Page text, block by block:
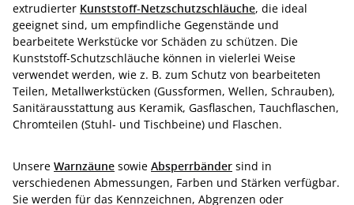
extrudierter Kunststoff-Netzschutzschläuche, die ideal
geeignet sind, um empfindliche Gegenstände und
bearbeitete Werkstücke vor Schäden zu schützen. Die
Kunststoff-Schutzschläuche können in vielerlei Weise
verwendet werden, wie z. B. zum Schutz von bearbeiteten
Teilen, Metallwerkstücken (Gussformen, Wellen, Schrauben),
Sanitärausstattung aus Keramik, Gasflaschen, Tauchflaschen,
Chromteilen (Stuhl- und Tischbeine) und Flaschen.
Unsere Warnzäune sowie Absperrbänder sind in
verschiedenen Abmessungen, Farben und Stärken verfügbar.
Sie werden für das Kennzeichnen, Abgrenzen oder